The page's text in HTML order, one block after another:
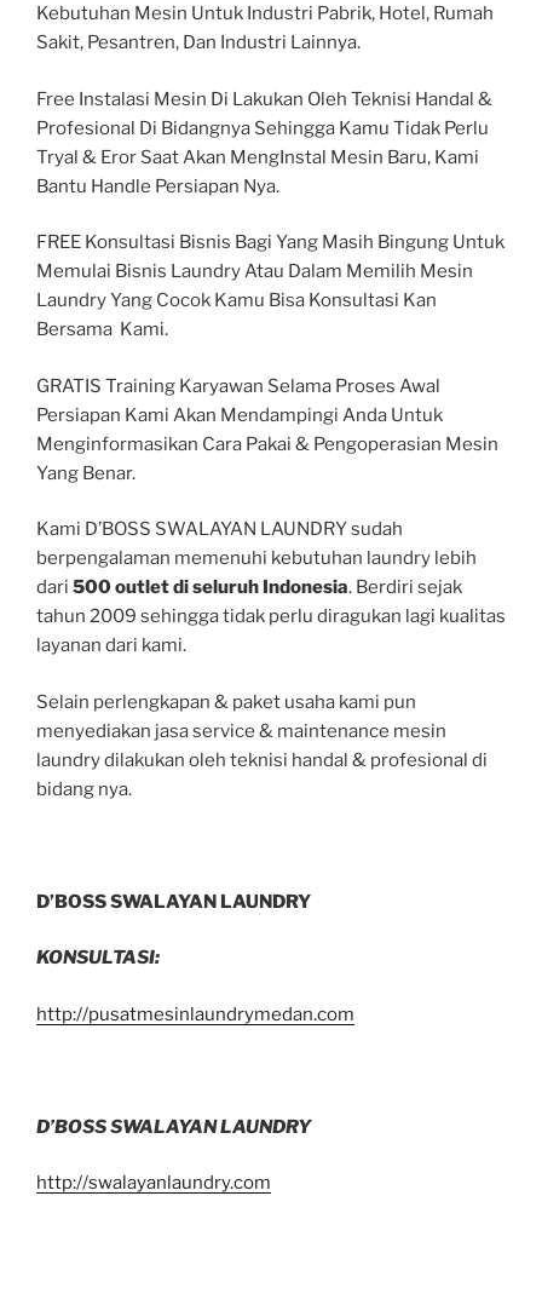
Kebutuhan Mesin Untuk Industri Pabrik, Hotel, Rumah
Sakit, Pesantren, Dan Industri Lainnya.
Free Instalasi Mesin Di Lakukan Oleh Teknisi Handal &
Profesional Di Bidangnya Sehingga Kamu Tidak Perlu
Tryal & Eror Saat Akan MengInstal Mesin Baru, Kami
Bantu Handle Persiapan Nya.
FREE Konsultasi Bisnis Bagi Yang Masih Bingung Untuk
Memulai Bisnis Laundry Atau Dalam Memilih Mesin
Laundry Yang Cocok Kamu Bisa Konsultasi Kan
Bersama Kami.
GRATIS Training Karyawan Selama Proses Awal
Persiapan Kami Akan Mendampingi Anda Untuk
Menginformasikan Cara Pakai & Pengoperasian Mesin
Yang Benar.
Kami D’BOSS SWALAYAN LAUNDRY sudah
berpengalaman memenuhi kebutuhan laundry lebih
dari 500 outletdi seluruh Indonesia. Berdiri sejak
tahun 2009 sehingga tidak perlu diragukan lagi kualitas
layanan dari kami.
Selain perlengkapan & paket usaha kami pun
menyediakan jasa service & maintenance mesin
laundry dilakukan oleh teknisi handal & profesional di
bidang nya.
D’BOSS SWALAYAN LAUNDRY
KONSULTASI:
http://pusatmesinlaundrymedan.com
D’BOSS SWALAYAN LAUNDRY
http://swalayanlaundry.com